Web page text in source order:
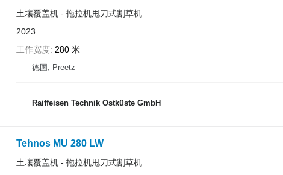
土壤覆盖机 - 拖拉机甩刀式割草机
2023
工作宽度 280 米
德国, Preetz
Raiffeisen Technik Ostküste GmbH
Tehnos MU 280 LW
土壤覆盖机 - 拖拉机甩刀式割草机